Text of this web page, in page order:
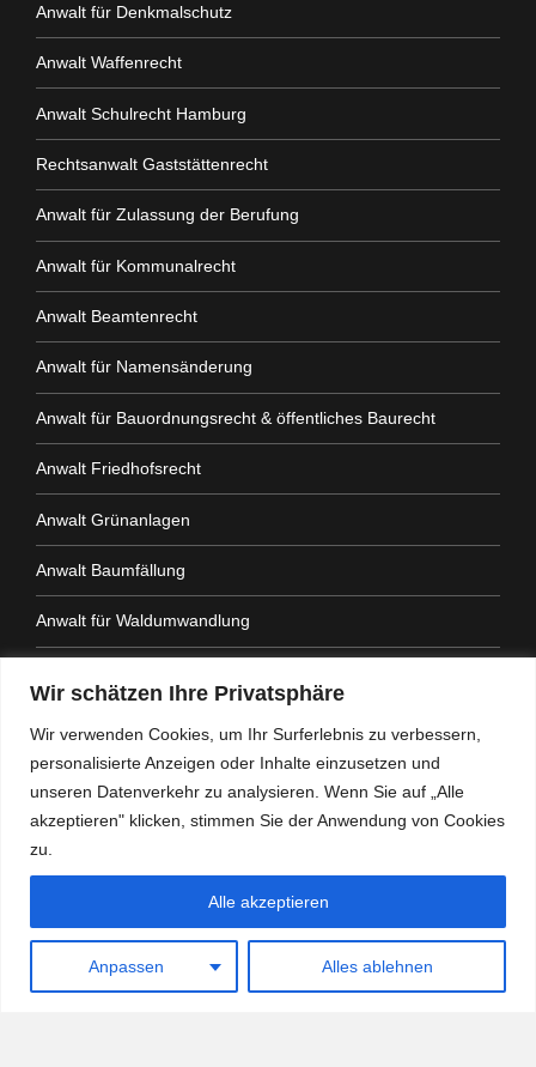
Wir schätzen Ihre Privatsphäre
Wir verwenden Cookies, um Ihr Surferlebnis zu verbessern,
personalisierte Anzeigen oder Inhalte einzusetzen und
unseren Datenverkehr zu analysieren. Wenn Sie auf „Alle
akzeptieren" klicken, stimmen Sie der Anwendung von Cookies
zu.
Anpassen Alles ablehnen
Alle akzeptieren
Anwalt für Denkmalschutz
Anwalt Waffenrecht
Anwalt Schulrecht Hamburg
Rechtsanwalt Gaststättenrecht
Anwalt für Zulassung der Berufung
Anwalt für Kommunalrecht
Anwalt Beamtenrecht
Anwalt für Namensänderung
Anwalt für Bauordnungsrecht & öffentliches Baurecht
Anwalt Friedhofsrecht
Anwalt Grünanlagen
Anwalt Baumfällung
Anwalt für Waldumwandlung
Anwalt Amtshaftung
Heidemann Partner - Kanzlei mit Schwerpunkt